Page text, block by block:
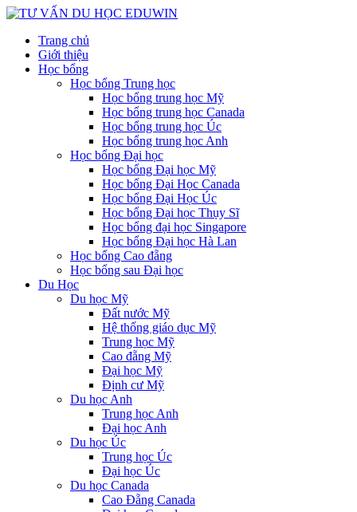
Trang chủ
Giới thiệu
Học bổng
Học bổng Trung học
Học bổng trung học Mỹ
Học bổng trung học Canada
Học bổng trung học Úc
Học bổng trung học Anh
Học bổng Đại học
Học bổng Đại học Mỹ
Học bổng Đại Học Canada
Học bổng Đại Học Úc
Học bổng Đại học Thụy Sĩ
Học bổng đại học Singapore
Học bổng Đại học Hà Lan
Học bổng Cao đẵng
Học bổng sau Đại học
Du Học
Du học Mỹ
Đất nước Mỹ
Hệ thống giáo dục Mỹ
Trung học Mỹ
Cao đẵng Mỹ
Đại học Mỹ
Định cư Mỹ
Du học Anh
Trung học Anh
Đại học Anh
Du học Úc
Trung học Úc
Đại học Úc
Du học Canada
Cao Đẵng Canada